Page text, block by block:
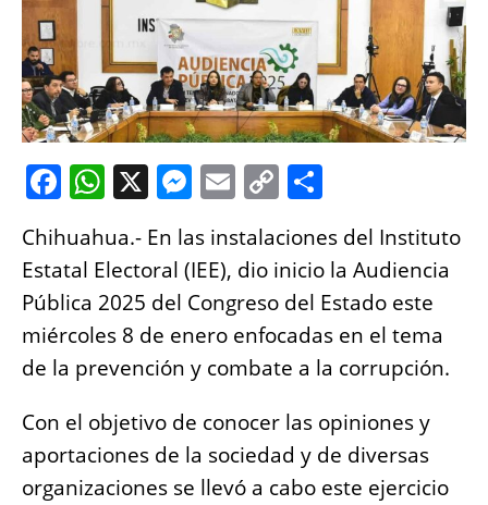
F
c
e
b
o
o
k
W
at
s
A
p
p
X M
ss
e
n
g
er
E
m
ai
l
C
p
y
Li
n
k
a
re
Chihuahua.- En las instalaciones del Instituto
Estatal Electoral (IEE), dio inicio la Audiencia
Pública 2025 del Congreso del Estado este
miércoles 8 de enero enfocadas en el tema
de la prevención y combate a la corrupción.
Con el objetivo de conocer las opiniones y
aportaciones de la sociedad y de diversas
organizaciones se llevó a cabo este ejercicio